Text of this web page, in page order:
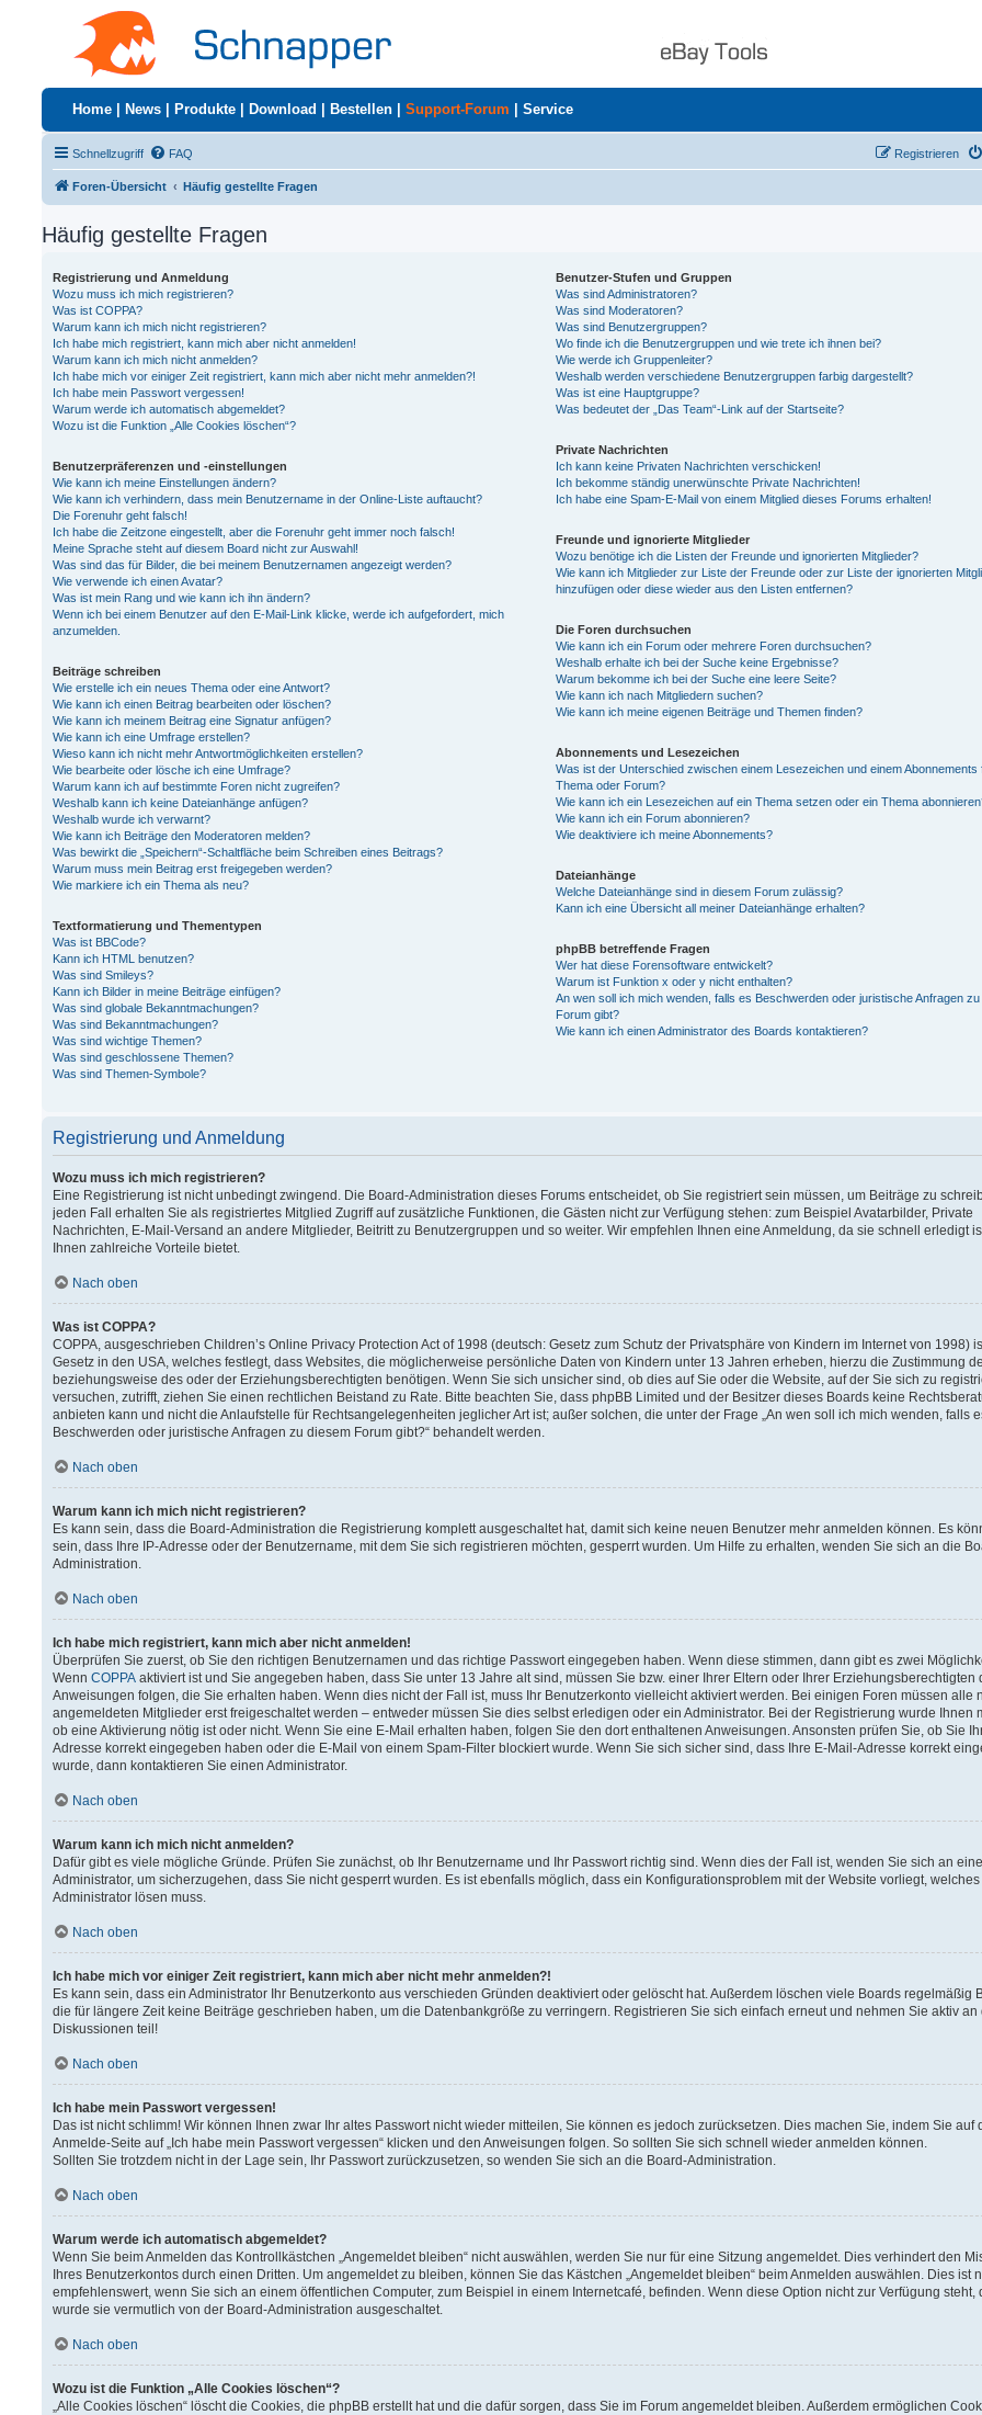
Home News Produkte Download Bestellen Support-Forum Service
Schnellzugriff FAQ Registrieren
Foren-Übersicht Häufig gestellte Fragen
Häufig gestellte Fragen
Registrierung und Anmeldung
Wozu muss ich mich registrieren?
Was ist COPPA?
Warum kann ich mich nicht registrieren?
Ich habe mich registriert, kann mich aber nicht anmelden!
Warum kann ich mich nicht anmelden?
Ich habe mich vor einiger Zeit registriert, kann mich aber nicht mehr anmelden?!
Ich habe mein Passwort vergessen!
Warum werde ich automatisch abgemeldet?
Wozu ist die Funktion „Alle Cookies löschen“?
Benutzerpräferenzen und -einstellungen
Wie kann ich meine Einstellungen ändern?
Wie kann ich verhindern, dass mein Benutzername in der Online-Liste auftaucht?
Die Forenuhr geht falsch!
Ich habe die Zeitzone eingestellt, aber die Forenuhr geht immer noch falsch!
Meine Sprache steht auf diesem Board nicht zur Auswahl!
Was sind das für Bilder, die bei meinem Benutzernamen angezeigt werden?
Wie verwende ich einen Avatar?
Was ist mein Rang und wie kann ich ihn ändern?
Wenn ich bei einem Benutzer auf den E-Mail-Link klicke, werde ich aufgefordert, mich
anzumelden.
Beiträge schreiben
Wie erstelle ich ein neues Thema oder eine Antwort?
Wie kann ich einen Beitrag bearbeiten oder löschen?
Wie kann ich meinem Beitrag eine Signatur anfügen?
Wie kann ich eine Umfrage erstellen?
Wieso kann ich nicht mehr Antwortmöglichkeiten erstellen?
Wie bearbeite oder lösche ich eine Umfrage?
Warum kann ich auf bestimmte Foren nicht zugreifen?
Weshalb kann ich keine Dateianhänge anfügen?
Weshalb wurde ich verwarnt?
Wie kann ich Beiträge den Moderatoren melden?
Was bewirkt die „Speichern“-Schaltfläche beim Schreiben eines Beitrags?
Warum muss mein Beitrag erst freigegeben werden?
Wie markiere ich ein Thema als neu?
Textformatierung und Thementypen
Was ist BBCode?
Kann ich HTML benutzen?
Was sind Smileys?
Kann ich Bilder in meine Beiträge einfügen?
Was sind globale Bekanntmachungen?
Was sind Bekanntmachungen?
Was sind wichtige Themen?
Was sind geschlossene Themen?
Was sind Themen-Symbole?
Benutzer-Stufen und Gruppen
Was sind Administratoren?
Was sind Moderatoren?
Was sind Benutzergruppen?
Wo finde ich die Benutzergruppen und wie trete ich ihnen bei?
Wie werde ich Gruppenleiter?
Weshalb werden verschiedene Benutzergruppen farbig dargestellt?
Was ist eine Hauptgruppe?
Was bedeutet der „Das Team“-Link auf der Startseite?
Private Nachrichten
Ich kann keine Privaten Nachrichten verschicken!
Ich bekomme ständig unerwünschte Private Nachrichten!
Ich habe eine Spam-E-Mail von einem Mitglied dieses Forums erhalten!
Freunde und ignorierte Mitglieder
Wozu benötige ich die Listen der Freunde und ignorierten Mitglieder?
Wie kann ich Mitglieder zur Liste der Freunde oder zur Liste der ignorierten
hinzufügen oder diese wieder aus den Listen entfernen?
Die Foren durchsuchen
Wie kann ich ein Forum oder mehrere Foren durchsuchen?
Weshalb erhalte ich bei der Suche keine Ergebnisse?
Warum bekomme ich bei der Suche eine leere Seite?
Wie kann ich nach Mitgliedern suchen?
Wie kann ich meine eigenen Beiträge und Themen finden?
Abonnements und Lesezeichen
Was ist der Unterschied zwischen einem Lesezeichen und einem Abonnements
Thema oder Forum?
Wie kann ich ein Lesezeichen auf ein Thema setzen oder ein Thema
Wie kann ich ein Forum abonnieren?
Wie deaktiviere ich meine Abonnements?
Dateianhänge
Welche Dateianhänge sind in diesem Forum zulässig?
Kann ich eine Übersicht all meiner Dateianhänge erhalten?
phpBB betreffende Fragen
Wer hat diese Forensoftware entwickelt?
Warum ist Funktion x oder y nicht enthalten?
An wen soll ich mich wenden, falls es Beschwerden oder juristische Anfragen
Forum gibt?
Wie kann ich einen Administrator des Boards kontaktieren?
Registrierung und Anmeldung
Wozu muss ich mich registrieren?
Eine Registrierung ist nicht unbedingt zwingend. Die Board-Administration dieses Forums entscheidet, ob Sie registriert sein müssen, um Beiträge zu
jeden Fall erhalten Sie als registriertes Mitglied Zugriff auf zusätzliche Funktionen, die Gästen nicht zur Verfügung stehen: zum Beispiel Avatarbilder, Private
Nachrichten, E-Mail-Versand an andere Mitglieder, Beitritt zu Benutzergruppen und so weiter. Wir empfehlen Ihnen eine Anmeldung, da sie schnell erledigt
Ihnen zahlreiche Vorteile bietet.
Nach oben
Was ist COPPA?
COPPA, ausgeschrieben Children’s Online Privacy Protection Act of 1998 (deutsch: Gesetz zum Schutz der Privatsphäre von Kindern im Internet von 1998)
Gesetz in den USA, welches festlegt, dass Websites, die möglicherweise persönliche Daten von Kindern unter 13 Jahren erheben, hierzu die Zustimmung
beziehungsweise des oder der Erziehungsberechtigten benötigen. Wenn Sie sich unsicher sind, ob dies auf Sie oder die Website, auf der Sie sich zu
versuchen, zutrifft, ziehen Sie einen rechtlichen Beistand zu Rate. Bitte beachten Sie, dass phpBB Limited und der Besitzer dieses Boards keine
anbieten kann und nicht die Anlaufstelle für Rechtsangelegenheiten jeglicher Art ist; außer solchen, die unter der Frage „An wen soll ich mich wenden, falls
Beschwerden oder juristische Anfragen zu diesem Forum gibt?“ behandelt werden.
Nach oben
Warum kann ich mich nicht registrieren?
Es kann sein, dass die Board-Administration die Registrierung komplett ausgeschaltet hat, damit sich keine neuen Benutzer mehr anmelden können. Es
sein, dass Ihre IP-Adresse oder der Benutzername, mit dem Sie sich registrieren möchten, gesperrt wurden. Um Hilfe zu erhalten, wenden Sie sich an die
Administration.
Nach oben
Ich habe mich registriert, kann mich aber nicht anmelden!
Überprüfen Sie zuerst, ob Sie den richtigen Benutzernamen und das richtige Passwort eingegeben haben. Wenn diese stimmen, dann gibt es zwei
Wenn COPPA aktiviert ist und Sie angegeben haben, dass Sie unter 13 Jahre alt sind, müssen Sie bzw. einer Ihrer Eltern oder Ihrer Erziehungsberechtigten
Anweisungen folgen, die Sie erhalten haben. Wenn dies nicht der Fall ist, muss Ihr Benutzerkonto vielleicht aktiviert werden. Bei einigen Foren müssen alle
angemeldeten Mitglieder erst freigeschaltet werden – entweder müssen Sie dies selbst erledigen oder ein Administrator. Bei der Registrierung wurde Ihnen
ob eine Aktivierung nötig ist oder nicht. Wenn Sie eine E-Mail erhalten haben, folgen Sie den dort enthaltenen Anweisungen. Ansonsten prüfen Sie, ob Sie
Adresse korrekt eingegeben haben oder die E-Mail von einem Spam-Filter blockiert wurde. Wenn Sie sich sicher sind, dass Ihre E-Mail-Adresse korrekt
wurde, dann kontaktieren Sie einen Administrator.
Nach oben
Warum kann ich mich nicht anmelden?
Dafür gibt es viele mögliche Gründe. Prüfen Sie zunächst, ob Ihr Benutzername und Ihr Passwort richtig sind. Wenn dies der Fall ist, wenden Sie sich an
Administrator, um sicherzugehen, dass Sie nicht gesperrt wurden. Es ist ebenfalls möglich, dass ein Konfigurationsproblem mit der Website vorliegt, welches
Administrator lösen muss.
Nach oben
Ich habe mich vor einiger Zeit registriert, kann mich aber nicht mehr anmelden?!
Es kann sein, dass ein Administrator Ihr Benutzerkonto aus verschieden Gründen deaktiviert oder gelöscht hat. Außerdem löschen viele Boards regelmäßig
die für längere Zeit keine Beiträge geschrieben haben, um die Datenbankgröße zu verringern. Registrieren Sie sich einfach erneut und nehmen Sie aktiv an
Diskussionen teil!
Nach oben
Ich habe mein Passwort vergessen!
Das ist nicht schlimm! Wir können Ihnen zwar Ihr altes Passwort nicht wieder mitteilen, Sie können es jedoch zurücksetzen. Dies machen Sie, indem Sie auf
Anmelde-Seite auf „Ich habe mein Passwort vergessen“ klicken und den Anweisungen folgen. So sollten Sie sich schnell wieder anmelden können.
Sollten Sie trotzdem nicht in der Lage sein, Ihr Passwort zurückzusetzen, so wenden Sie sich an die Board-Administration.
Nach oben
Warum werde ich automatisch abgemeldet?
Wenn Sie beim Anmelden das Kontrollkästchen „Angemeldet bleiben“ nicht auswählen, werden Sie nur für eine Sitzung angemeldet. Dies verhindert den
Ihres Benutzerkontos durch einen Dritten. Um angemeldet zu bleiben, können Sie das Kästchen „Angemeldet bleiben“ beim Anmelden auswählen. Dies ist
empfehlenswert, wenn Sie sich an einem öffentlichen Computer, zum Beispiel in einem Internetcafé, befinden. Wenn diese Option nicht zur Verfügung steht,
wurde sie vermutlich von der Board-Administration ausgeschaltet.
Nach oben
Wozu ist die Funktion „Alle Cookies löschen“?
„Alle Cookies löschen“ löscht die Cookies, die phpBB erstellt hat und die dafür sorgen, dass Sie im Forum angemeldet bleiben. Außerdem ermöglichen